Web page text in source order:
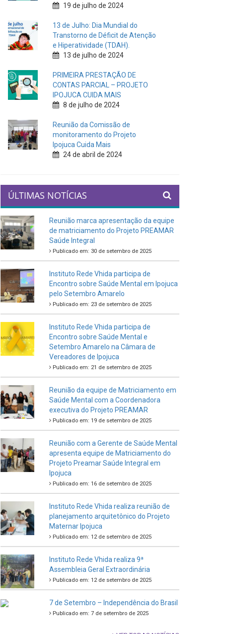
19 de julho de 2024
13 de Julho: Dia Mundial do
Transtorno de Déficit de Atenção
e Hiperatividade (TDAH).
13 de julho de 2024
PRIMEIRA PRESTAÇÃO DE
CONTAS PARCIAL – PROJETO
IPOJUCA CUIDA MAIS
8 de julho de 2024
Reunião da Comissão de
monitoramento do Projeto
Ipojuca Cuida Mais
24 de abril de 2024
ÚLTIMAS NOTÍCIAS
Reunião marca apresentação da equipe
de matriciamento do Projeto PREAMAR
Saúde Integral
Publicado em: 30 de setembro de 2025
Instituto Rede Vhida participa de
Encontro sobre Saúde Mental em Ipojuca
pelo Setembro Amarelo
Publicado em: 23 de setembro de 2025
Instituto Rede Vhida participa de
Encontro sobre Saúde Mental e
Setembro Amarelo na Câmara de
Vereadores de Ipojuca
Publicado em: 21 de setembro de 2025
Reunião da equipe de Matriciamento em
Saúde Mental com a Coordenadora
executiva do Projeto PREAMAR
Publicado em: 19 de setembro de 2025
Reunião com a Gerente de Saúde Mental
apresenta equipe de Matriciamento do
Projeto Preamar Saúde Integral em
Ipojuca
Publicado em: 16 de setembro de 2025
Instituto Rede Vhida realiza reunião de
planejamento arquitetônico do Projeto
Maternar Ipojuca
Publicado em: 12 de setembro de 2025
Instituto Rede Vhida realiza 9ª
Assembleia Geral Extraordinária
Publicado em: 12 de setembro de 2025
7 de Setembro – Independência do Brasil
Publicado em: 7 de setembro de 2025